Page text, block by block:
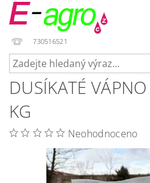
730516521
DUSÍKATÉ
KG
Neohodnoceno